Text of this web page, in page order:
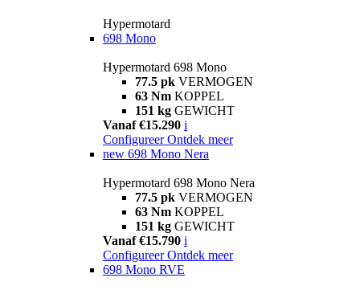
Hypermotard
698 Mono
Hypermotard 698 Mono
77.5 pk VERMOGEN
63 Nm KOPPEL
151 kg GEWICHT
Vanaf €15.290 i
Configureer Ontdek meer
new 698 Mono Nera
Hypermotard 698 Mono Nera
77.5 pk VERMOGEN
63 Nm KOPPEL
151 kg GEWICHT
Vanaf €15.790 i
Configureer Ontdek meer
698 Mono RVE